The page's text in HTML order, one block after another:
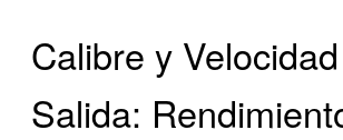
Calibre y
Salida: